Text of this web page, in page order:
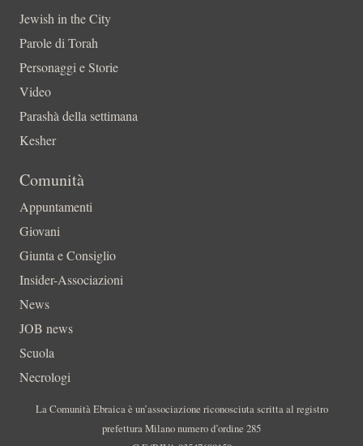
Jewish in the City
Parole di Torah
Personaggi e Storie
Video
Parashà della settimana
Kesher
Comunità
Appuntamenti
Giovani
Giunta e Consiglio
Insider-Associazioni
News
JOB news
Scuola
Necrologi
La Comunità Ebraica è un’associazione riconosciuta scritta al registro
prefettura Milano numero d’ordine 285